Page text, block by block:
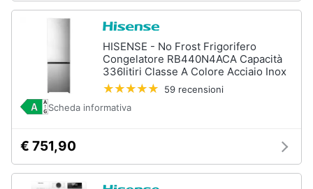
Brico
Salute
e
igiene
Beauty
HISENSE - No Frost Frigorifero
Congelatore RB440N4ACA Capacità
336litiri Classe A Colore Acciaio Inox
59 recensioni
Scheda informativa
€ 751,90